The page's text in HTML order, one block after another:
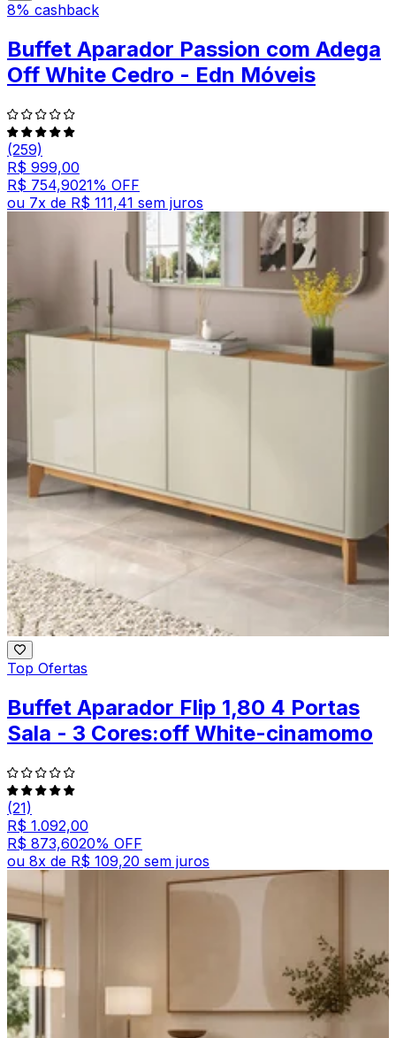
8% cashback
Buffet Aparador Passion com Adega
Off White Cedro - Edn Móveis
(259)
R$ 999,00
R$ 754,9021% OFF
ou 7x de R$ 111,41 sem juros
Top Ofertas
Buffet Aparador Flip 1,80 4 Portas
Sala - 3 Cores:off White-cinamomo
(21)
R$ 1.092,00
R$ 873,6020% OFF
ou 8x de R$ 109,20 sem juros